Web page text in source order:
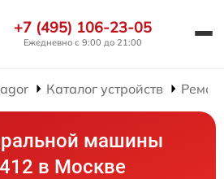
+7 (495) 106-23-05
Ежедневно с 9:00 до 21:00
Каталог устройств
машины
в Москве